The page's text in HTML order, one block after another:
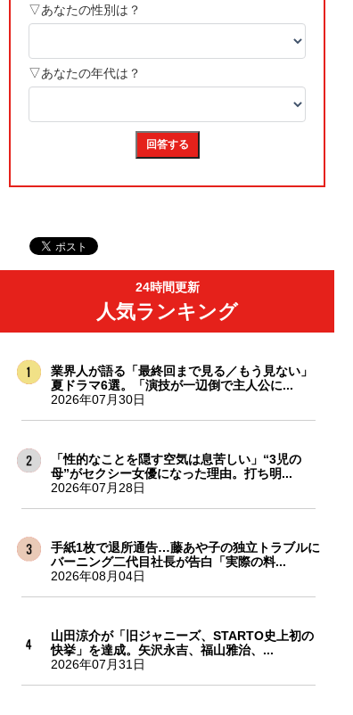
24時間更新
人気ランキング
業界人が語る「最終回まで見る／もう見ない」
夏ドラマ6選。「演技が一辺倒で主人公に...
2026年07月30日
「性的なことを隠す空気は息苦しい」“3児の
母”がセクシー女優になった理由。打ち明...
2026年07月28日
手紙1枚で退所通告…藤あや子の独立トラブルに
バーニング二代目社長が告白「実際の料...
2026年08月04日
山田涼介が「旧ジャニーズ、STARTO史上初の
快挙」を達成。矢沢永吉、福山雅治、...
2026年07月31日